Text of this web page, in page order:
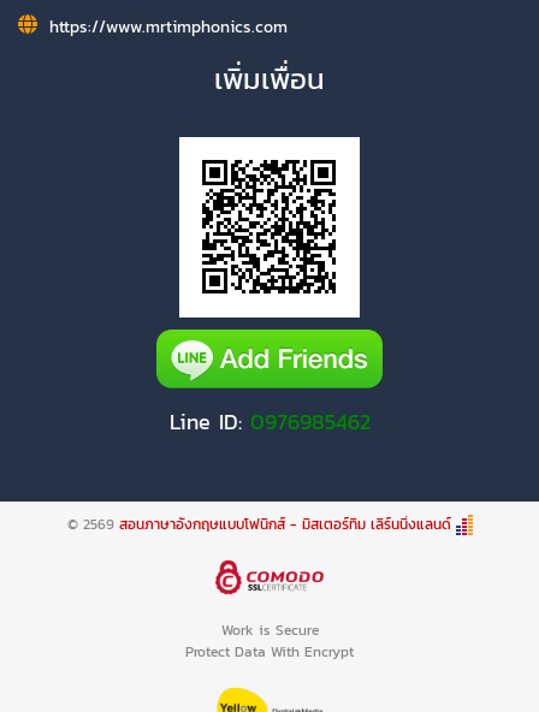
https://www.mrtimphonics.com
เพิ่มเพื่อน
Line ID: 0976985462
© 2569 สอนภาษาอังกฤษแบบโฟนิกส์ - มิสเตอร์ทิม เลิร์นนิ่งแลนด์
Work is Secure
Protect Data With Encrypt